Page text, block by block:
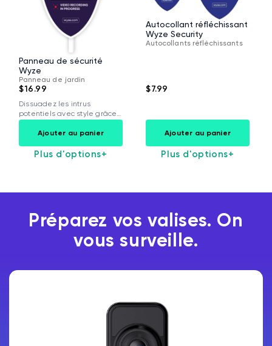
Panneau de sécurité
Wyze
Panneau de jardin
$16.99
Dissuadez les intrus
potentiels avec style grâce
à un panneau...
Ajouter au panier
Plus d'options+
Autocollant réfléchissant
Wyze Security
Autocollants réfléchissants
$7.99
Ajouter au panier
Plus d'options+
Préparez vos valises. On
vous surveille.